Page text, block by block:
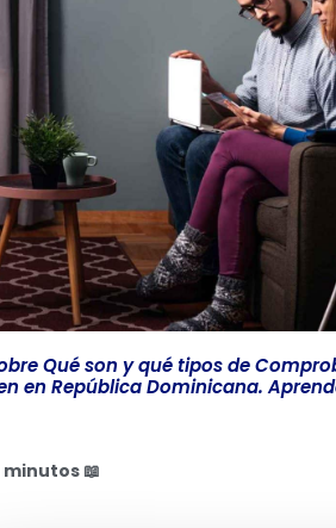
Qué son y qué tipos de
en República Dominicana.
minutos 📖